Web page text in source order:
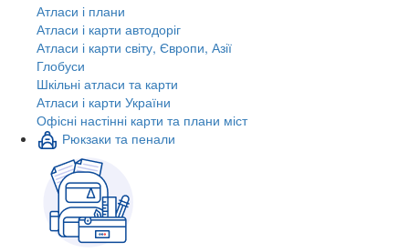
Атласи і плани
Атласи і карти автодоріг
Атласи і карти світу, Європи, Азії
Глобуси
Шкільні атласи та карти
Атласи і карти України
Офісні настінні карти та плани міст
Рюкзаки та пенали